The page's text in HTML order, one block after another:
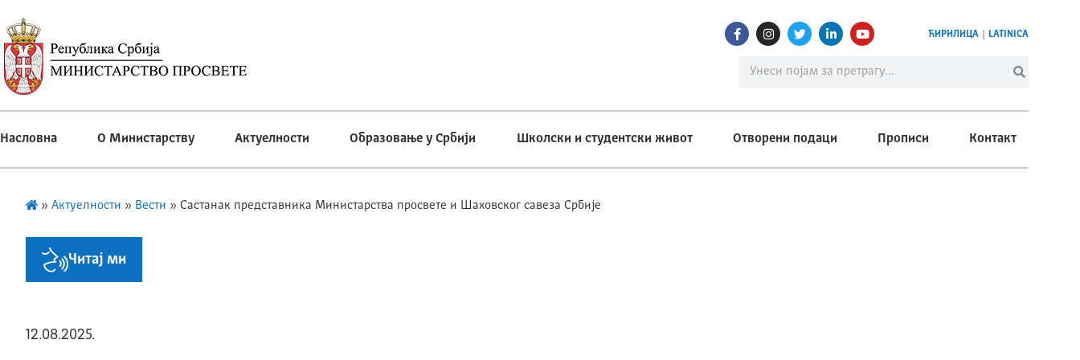
ЋИРИЛИЦА LATINICA
Насловна О Министарству Актуелности Образовање у Србији Школски и студентски живот Отворени подаци Прописи Контакт
» Актуелности » Вести » Састанак представника Министарства просвете и Шаховског савеза Србије
Читај ми
12.08.2025.